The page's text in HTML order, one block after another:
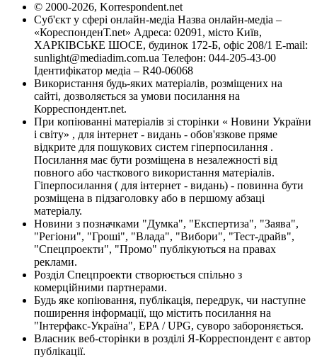
© 2000-2026, Korrespondent.net
Суб'єкт у сфері онлайн-медіа Назва онлайн-медіа –
«КореспонденТ.net» Адреса: 02091, місто Київ,
ХАРКІВСЬКЕ ШОСЕ, будинок 172-Б, офіс 208/1 E-mail:
sunlight@mediadim.com.ua Телефон: 044-205-43-00
Ідентифікатор медіа – R40-06068
Використання будь-яких матеріалів, розміщених на
сайті, дозволяється за умови посилання на
Корреспондент.net.
При копіюванні матеріалів зі сторінки « Новини України
і світу» , для інтернет - видань - обов'язкове пряме
відкрите для пошукових систем гіперпосилання .
Посилання має бути розміщена в незалежності від
повного або часткового використання матеріалів.
Гіперпосилання ( для інтернет - видань) - повинна бути
розміщена в підзаголовку або в першому абзаці
матеріалу.
Новини з позначками "Думка", "Експертиза", "Заява",
"Регіони", "Гроші", "Влада", "Вибори", "Тест-драйв",
"Спецпроекти", "Промо" публікуються на правах
реклами.
Розділ Спецпроекти створюється спільно з
комерційними партнерами.
Будь яке копіювання, публікація, передрук, чи наступне
поширення інформації, що містить посилання на
"Інтерфакс-Україна", EPA / UPG, суворо забороняється.
Власник веб-сторінки в розділі Я-Корреспондент є автор
публікації.